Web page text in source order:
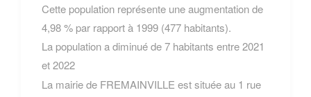
Cette population représente une augmentation de
4,98 % par rapport à 1999 (477 habitants).
La population a diminué de 7 habitants entre 2021
et 2022
La mairie de FREMAINVILLE est située au 1 rue